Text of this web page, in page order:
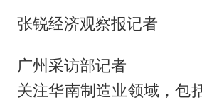
张锐经济观察报记者
广州采访部记者
关注华南制造业领域，包